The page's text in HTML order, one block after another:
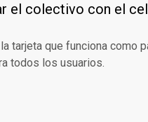
el colectivo con el
tarjeta que funciona como
todos los usuarios.